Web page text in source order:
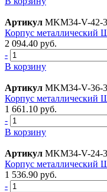
Артикул MKM34-V-42-
Корпус металлический
2 094.40 руб.
-
В корзину
Артикул MKM34-V-36-
Корпус металлический
1 661.10 руб.
-
В корзину
Артикул MKM34-V-24-
Корпус металлический
1 536.90 руб.
-